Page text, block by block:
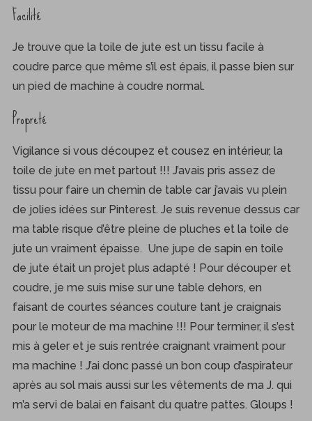
Facilité
Je trouve que la toile de jute est un tissu facile à
coudre parce que même s’il est épais, il passe bien sur
un pied de machine à coudre normal.
Propreté
Vigilance si vous découpez et cousez en intérieur, la
toile de jute en met partout !!! J’avais pris assez de
tissu pour faire un chemin de table car j’avais vu plein
de jolies idées sur Pinterest. Je suis revenue dessus car
ma table risque d’être pleine de pluches et la toile de
jute un vraiment épaisse. Une jupe de sapin en toile
de jute était un projet plus adapté ! Pour découper et
coudre, je me suis mise sur une table dehors, en
faisant de courtes séances couture tant je craignais
pour le moteur de ma machine !!! Pour terminer, il s’est
mis à geler et je suis rentrée craignant vraiment pour
ma machine ! J’ai donc passé un bon coup d’aspirateur
après au sol mais aussi sur les vêtements de ma J. qui
m’a servi de balai en faisant du quatre pattes. Gloups !
S
e
h
o
r
: